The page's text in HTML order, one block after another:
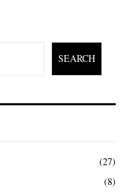
SEARCH
(27)
(8)